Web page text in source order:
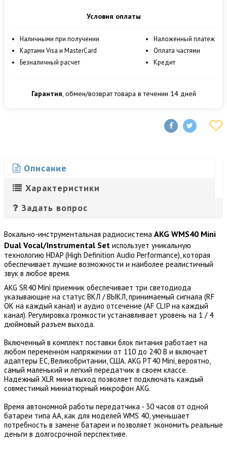
Условия оплаты
Наличными при получении
Картами Visa и MasterCard
Безналичный расчет
Наложенный платеж
Оплата частями
Кредит
Гарантия, обмен/возврат товара в течении 14 дней
Описание
Характеристики
Задать вопрос
Вокально-инструментальная радиосистема AKG WMS40 Mini
Dual Vocal/Instrumental Set использует уникальную
технологию HDAP (High Definition Audio Performance), которая
обеспечивает лучшие возможности и наиболее реалистичный
звук в любое время.
AKG SR40 Mini приемник обеспечивает три светодиода
указывающие на статус ВКЛ / ВЫКЛ, принимаемый сигнала (RF
OK на каждый канал) и аудио отсечение (AF CLIP на каждый
канал). Регулировка громкости устанавливает уровень на 1 / 4
дюймовый разъем выхода.
Включенный в комплект поставки блок питания работает на
любом переменном напряжении от 110 до 240 В и включает
адаптеры ЕС, Великобритании, США. AKG PT40 Mini, вероятно,
самый маленький и легкий передатчик в своем классе.
Надежный XLR мини выход позволяет подключать каждый
совместимый миниатюрный микрофон AKG.
Время автономной работы передатчика - 30 часов от одной
батареи типа AA, как для моделей WMS 40, уменьшает
потребность в замене батареи и позволяет экономить реальные
деньги в долгосрочной перспективе.